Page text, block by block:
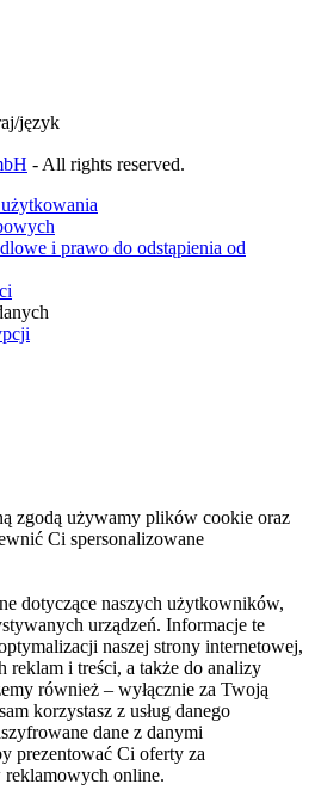
język
- All rights reserved.
i prawo do odstąpienia od
zgodą używamy plików cookie oraz
Ci spersonalizowane
dotyczące naszych użytkowników,
urządzeń. Informacje te
naszej strony internetowej,
reklam i treści, a także do analizy
również – wyłącznie za Twoją
korzystasz z usług danego
dane z danymi
prezentować Ci oferty za
reklamowych online.